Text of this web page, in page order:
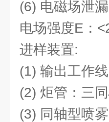
(6) 电磁场泄
电场强度E：
进样装置:
(1) 输出工作
(2) 炬管：三
(3) 同轴型喷